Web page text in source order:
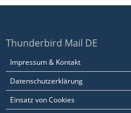
Thunderbird Mail DE
Impressum & Kontakt
Datenschutzerklärung
Einsatz von Cookies